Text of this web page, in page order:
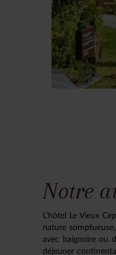
Notre
L’hôtel Le Vieux
nature
avec baignoire ou
déjeuner